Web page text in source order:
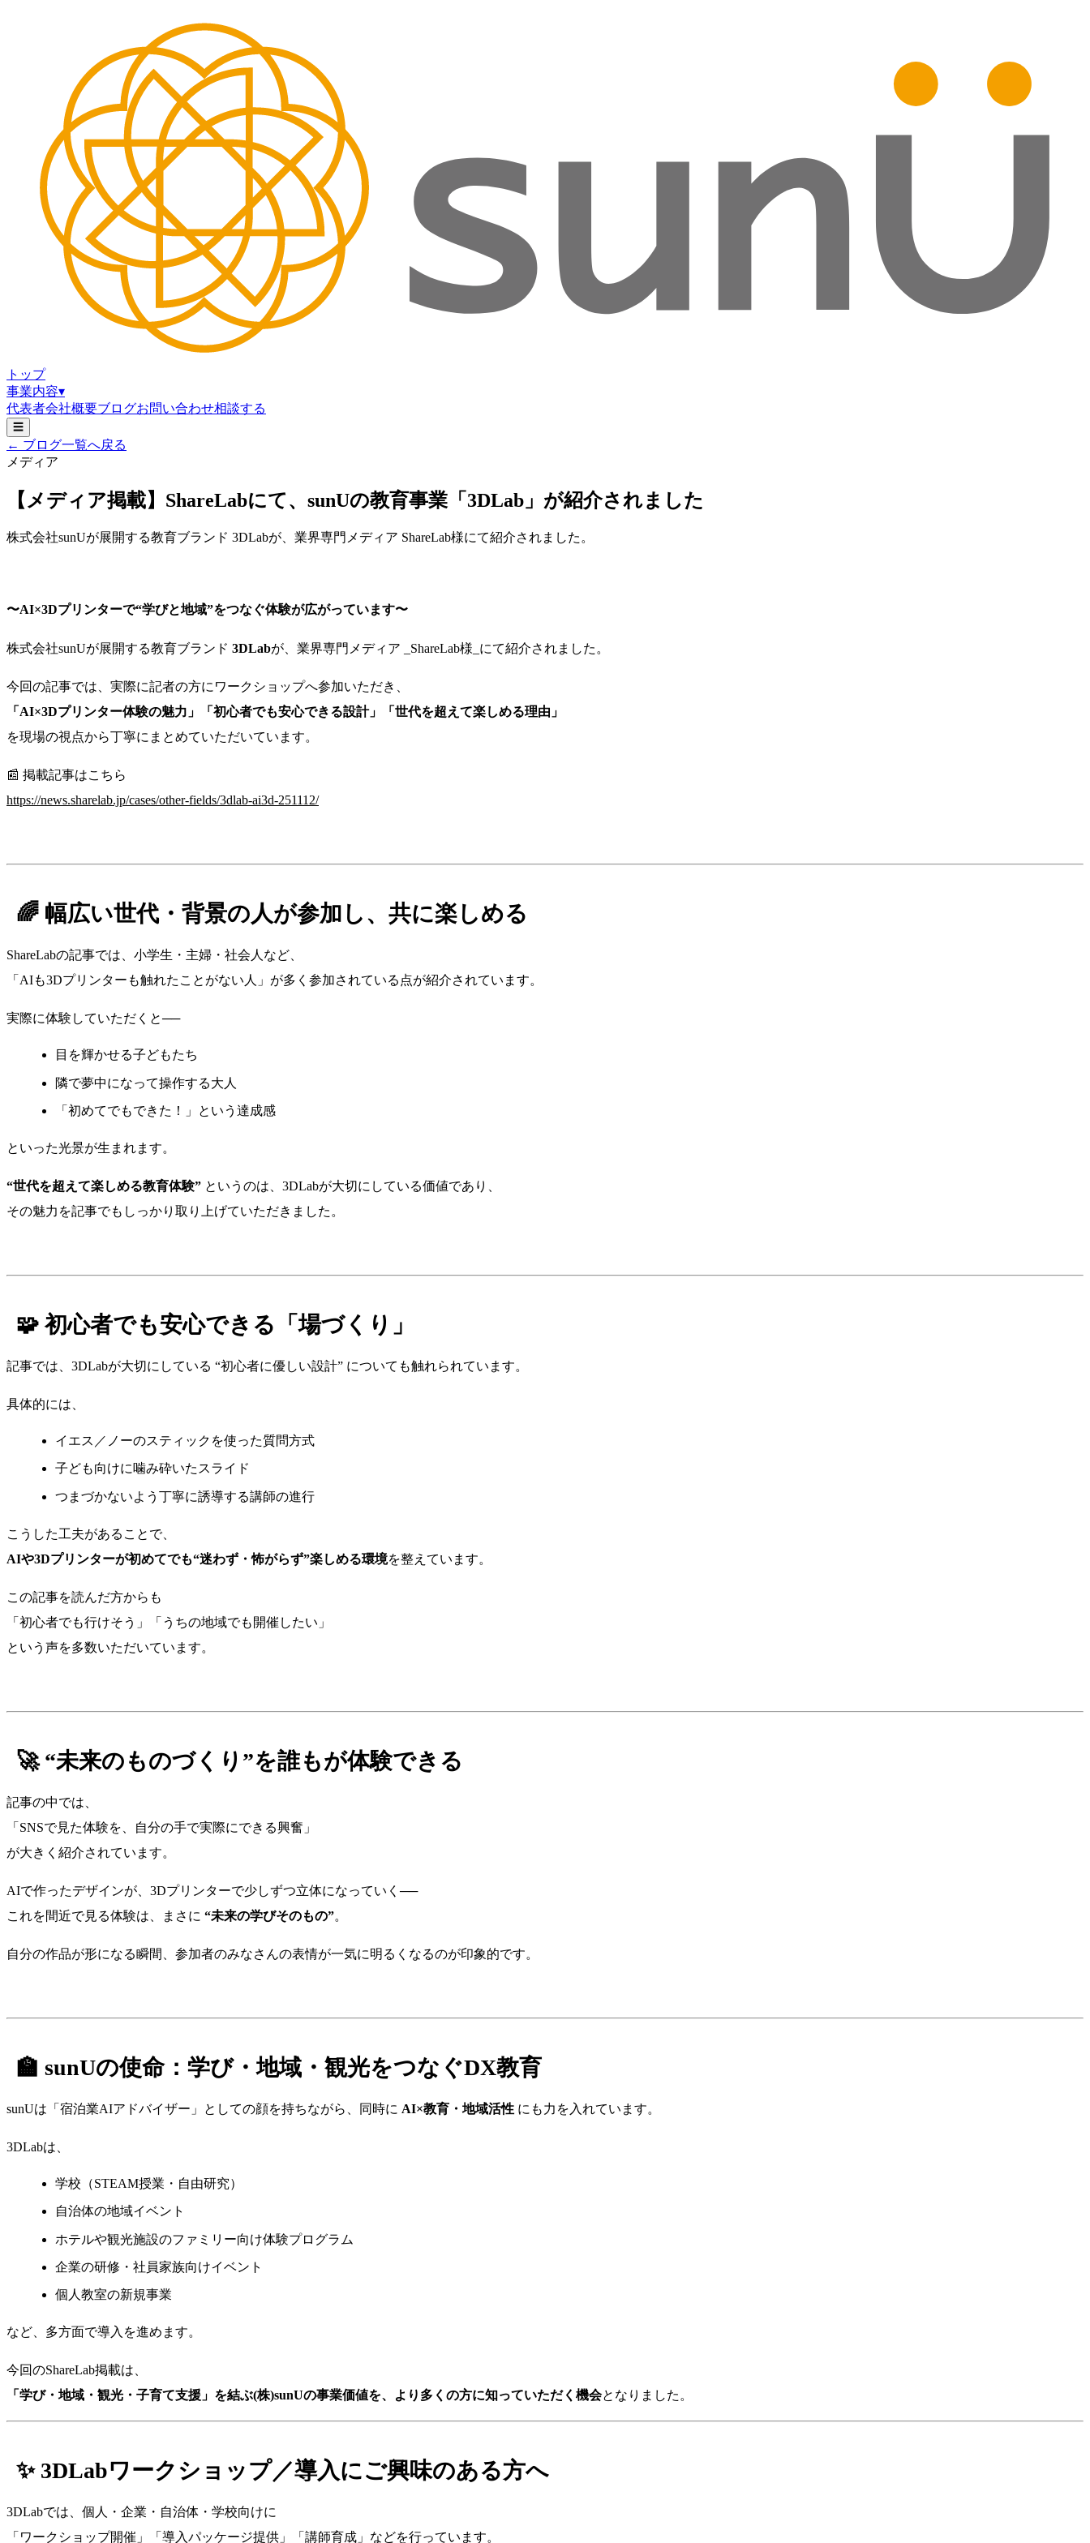
トップ
事業内容▾
代表者会社概要ブログお問い合わせ相談する
☰
← ブログ一覧へ戻る
メディア
【メディア掲載】ShareLabにて、sunUの教育事業「3DLab」が紹介されました
株式会社sunUが展開する教育ブランド 3DLabが、業界専門メディア ShareLab様にて紹介されました。
〜AI×3Dプリンターで“学びと地域”をつなぐ体験が広がっています〜
株式会社sunUが展開する教育ブランド 3DLabが、業界専門メディア _ShareLab様_にて紹介されました。
今回の記事では、実際に記者の方にワークショップへ参加いただき、
「AI×3Dプリンター体験の魅力」「初心者でも安心できる設計」「世代を超えて楽しめる理由」
を現場の視点から丁寧にまとめていただいています。
📰 掲載記事はこちら
https://news.sharelab.jp/cases/other-fields/3dlab-ai3d-251112/
🌈 幅広い世代・背景の人が参加し、共に楽しめる
ShareLabの記事では、小学生・主婦・社会人など、
「AIも3Dプリンターも触れたことがない人」が多く参加されている点が紹介されています。
実際に体験していただくと──
目を輝かせる子どもたち
隣で夢中になって操作する大人
「初めてでもできた！」という達成感
といった光景が生まれます。
“世代を超えて楽しめる教育体験” というのは、3DLabが大切にしている価値であり、
その魅力を記事でもしっかり取り上げていただきました。
🧩 初心者でも安心できる「場づくり」
記事では、3DLabが大切にしている “初心者に優しい設計” についても触れられています。
具体的には、
イエス／ノーのスティックを使った質問方式
子ども向けに噛み砕いたスライド
つまづかないよう丁寧に誘導する講師の進行
こうした工夫があることで、
AIや3Dプリンターが初めてでも“迷わず・怖がらず”楽しめる環境を整えています。
この記事を読んだ方からも
「初心者でも行けそう」「うちの地域でも開催したい」
という声を多数いただいています。
🚀 “未来のものづくり”を誰もが体験できる
記事の中では、
「SNSで見た体験を、自分の手で実際にできる興奮」
が大きく紹介されています。
AIで作ったデザインが、3Dプリンターで少しずつ立体になっていく──
これを間近で見る体験は、まさに “未来の学びそのもの”。
自分の作品が形になる瞬間、参加者のみなさんの表情が一気に明るくなるのが印象的です。
🏫 sunUの使命：学び・地域・観光をつなぐDX教育
sunUは「宿泊業AIアドバイザー」としての顔を持ちながら、同時に AI×教育・地域活性 にも力を入れています。
3DLabは、
学校（STEAM授業・自由研究）
自治体の地域イベント
ホテルや観光施設のファミリー向け体験プログラム
企業の研修・社員家族向けイベント
個人教室の新規事業
など、多方面で導入を進めます。
今回のShareLab掲載は、
「学び・地域・観光・子育て支援」を結ぶ(株)sunUの事業価値を、より多くの方に知っていただく機会となりました。
✨ 3DLabワークショップ／導入にご興味のある方へ
3DLabでは、個人・企業・自治体・学校向けに
「ワークショップ開催」「導入パッケージ提供」「講師育成」などを行っています。